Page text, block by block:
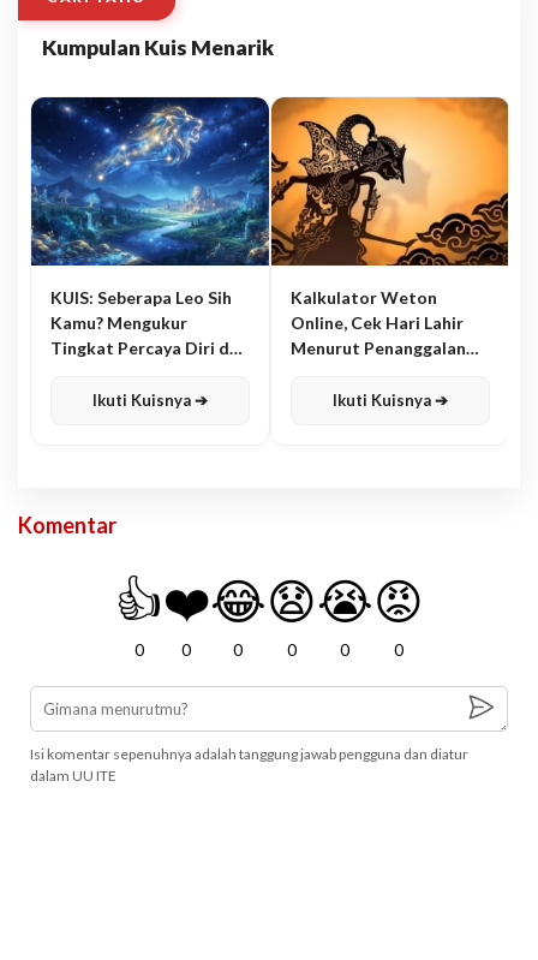
Kumpulan Kuis Menarik
KUIS: Seberapa Leo Sih
Kamu? Mengukur
Tingkat Percaya Diri dan
Ikuti Kuisnya ➔
Kalkulator Weton
Online, Cek Hari Lahir
Menurut Penanggalan
Ikuti Kuisnya ➔
Komentar
👍
0
❤️
0
😂
0
😧
0
😭
0
😡
0
Isi komentar sepenuhnya adalah tanggung jawab pengguna dan diatur
dalam UU ITE